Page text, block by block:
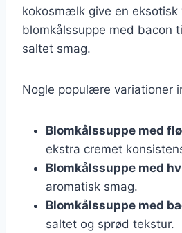
kokosmælk give en eksotisk
blomkålssuppe med bacon
saltet smag.
Nogle populære variationer
Blomkålssuppe med
ekstra cremet
Blomkålssuppe med
aromatisk smag.
Blomkålssuppe med
saltet og sprød tekstur.